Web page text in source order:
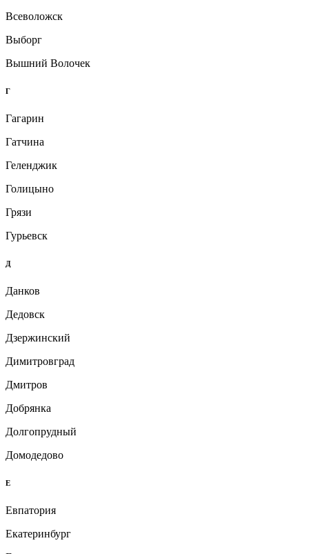
Всеволожск
Выборг
Вышний Волочек
Г
Гагарин
Гатчина
Геленджик
Голицыно
Грязи
Гурьевск
Д
Данков
Дедовск
Дзержинский
Димитровград
Дмитров
Добрянка
Долгопрудный
Домодедово
Е
Евпатория
Екатеринбург